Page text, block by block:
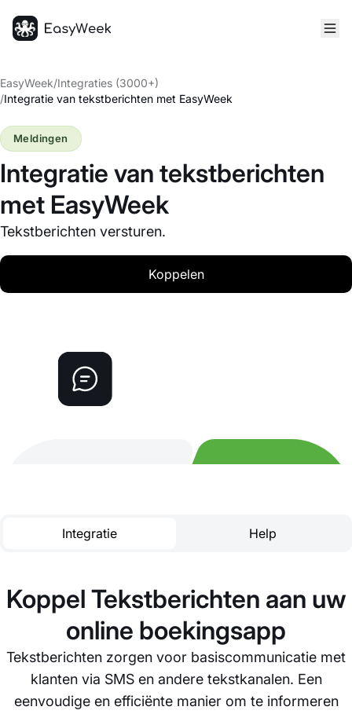
EasyWeek/Integraties (3000+)
/Integratie van tekstberichten met EasyWeek
Integratie van tekstberichten
met EasyWeek
Tekstberichten versturen.
Meldingen
Koppelen
Integratie Help
Koppel Tekstberichten aan uw
online boekingsapp
Tekstberichten zorgen voor basiscommunicatie met
klanten via SMS en andere tekstkanalen. Een
eenvoudige en efficiënte manier om te informeren